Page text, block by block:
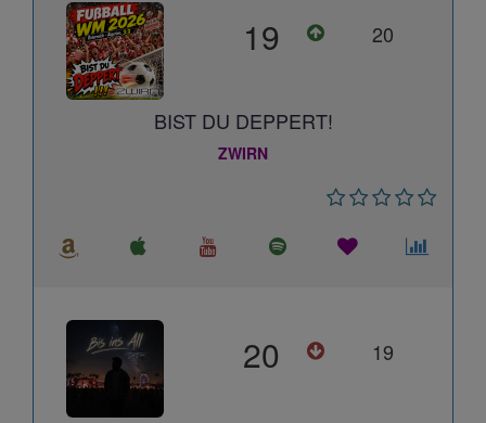
19 20
BIST DU DEPPERT!
ZWIRN
20 19